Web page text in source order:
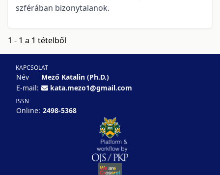
szférában bizonytalanok.
1 - 1 a 1 tételből
KAPCSOLAT
Név
Mező Katalin (Ph.D.)
E-mail:
kata.mezo1@gmail.com
ISSN
Online: 2498-5368